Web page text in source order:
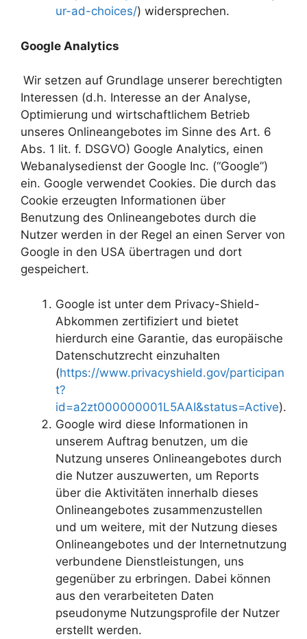
ur-ad-choices/) widersprechen.
Google Analytics
Wir setzen auf Grundlage unserer berechtigten
Interessen (d.h. Interesse an der Analyse,
Optimierung und wirtschaftlichem Betrieb
unseres Onlineangebotes im Sinne des Art. 6
Abs. 1 lit. f. DSGVO) Google Analytics, einen
Webanalysedienst der Google Inc. (“Google”)
ein. Google verwendet Cookies. Die durch das
Cookie erzeugten Informationen über
Benutzung des Onlineangebotes durch die
Nutzer werden in der Regel an einen Server von
Google in den USA übertragen und dort
gespeichert.
Google ist unter dem Privacy-Shield-
Abkommen zertifiziert und bietet
hierdurch eine Garantie, das europäische
Datenschutzrecht einzuhalten
(https://www.privacyshield.gov/participan
t?
id=a2zt000000001L5AAI&status=Active).
Google wird diese Informationen in
unserem Auftrag benutzen, um die
Nutzung unseres Onlineangebotes durch
die Nutzer auszuwerten, um Reports
über die Aktivitäten innerhalb dieses
Onlineangebotes zusammenzustellen
und um weitere, mit der Nutzung dieses
Onlineangebotes und der Internetnutzung
verbundene Dienstleistungen, uns
gegenüber zu erbringen. Dabei können
aus den verarbeiteten Daten
pseudonyme Nutzungsprofile der Nutzer
erstellt werden.